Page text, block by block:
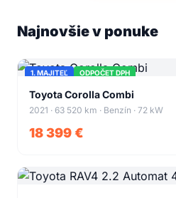
Najnovšie v ponuke
1. MAJITEĽ ODPOČET DPH
+43
Toyota Corolla Combi
2021 · 63 520 km · Benzín · 72 kW
18 399 €